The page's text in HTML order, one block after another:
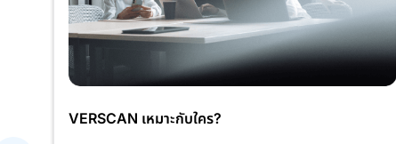
VERSCAN เหมาะกับใคร?